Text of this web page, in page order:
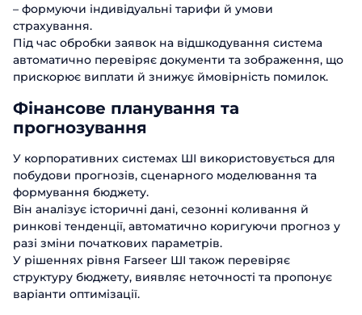
– формуючи індивідуальні тарифи й умови
страхування.
Під час обробки заявок на відшкодування система
автоматично перевіряє документи та зображення, що
прискорює виплати й знижує ймовірність помилок.
Фінансове планування та
прогнозування
У корпоративних системах ШІ використовується для
побудови прогнозів, сценарного моделювання та
формування бюджету.
Він аналізує історичні дані, сезонні коливання й
ринкові тенденції, автоматично коригуючи прогноз у
разі зміни початкових параметрів.
У рішеннях рівня Farseer ШІ також перевіряє
структуру бюджету, виявляє неточності та пропонує
варіанти оптимізації.